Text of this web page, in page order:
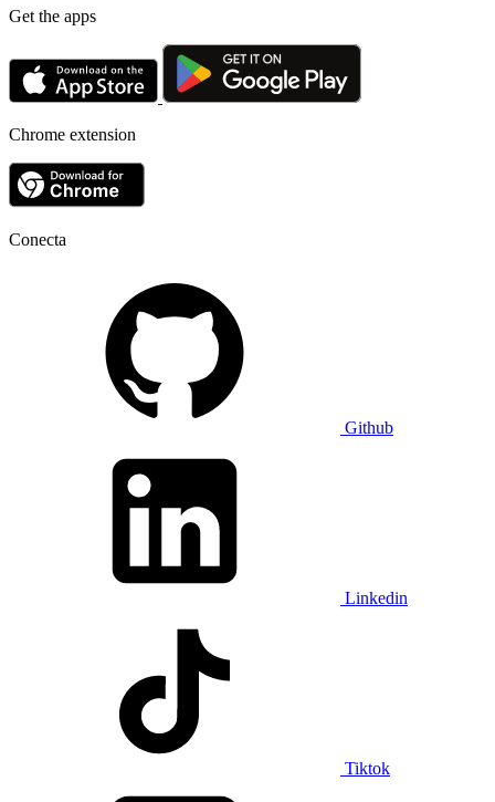
Get the apps
Chrome extension
Conecta
Github
Linkedin
Tiktok